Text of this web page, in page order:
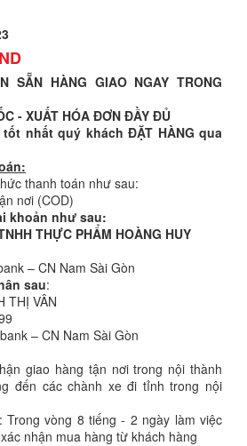
SẴN HÀNG GIAO NGAY TRONG
- XUẤT HÓA ĐƠN ĐẦY ĐỦ
nhất quý khách ĐẶT HÀNG qua
thanh toán như sau:
nơi (COD)
khoản như sau:
THỰC PHẨM HOÀNG HUY
– CN Nam Sài Gòn
sau:
THỊ VÂN
– CN Nam Sài Gòn
giao hàng tận nơi trong nội thành
đến các chành xe đi tỉnh trong nội
Trong vòng 8 tiếng - 2 ngày làm việc
nhận mua hàng từ khách hàng